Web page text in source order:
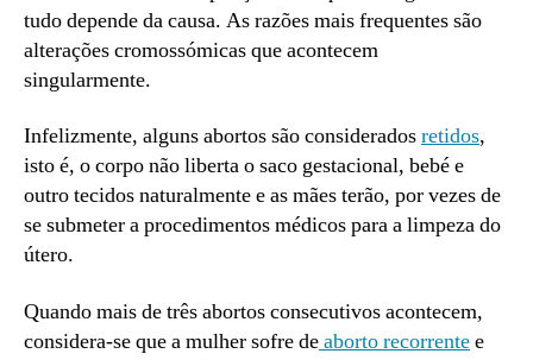
tudo depende da causa. As razões mais frequentes são
alterações cromossómicas que acontecem
singularmente.
Infelizmente, alguns abortos são consideradosretidos,
isto é, o corpo não liberta o saco gestacional, bebé e
outro tecidos naturalmente e as mães terão, por vezes de
se submeter a procedimentos médicos para a limpeza do
útero.
Quando mais de três abortos consecutivos acontecem,
considera-se que a mulher sofre deaborto recorrentee